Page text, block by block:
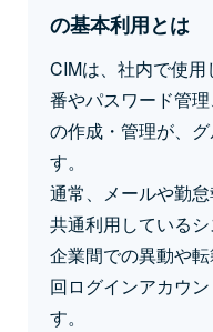
の基本利用とは
CIMは、社内で使
番やパスワード管
の作成・管理が、
す。
通常、メールや勤
共通利用している
企業間での異動や
回ログインアカウ
す。